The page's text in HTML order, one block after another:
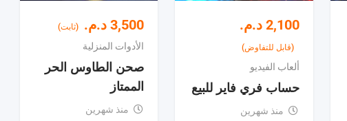
2,100 د.م.
(قابل للتفاوض)
ألعاب الفيديو
حساب فري فاير للبيع
منذ شهرين
3,500 د.م. (ثابت)
الأدوات المنزلية
صحن الطاوس الحر
الممتاز
منذ شهرين